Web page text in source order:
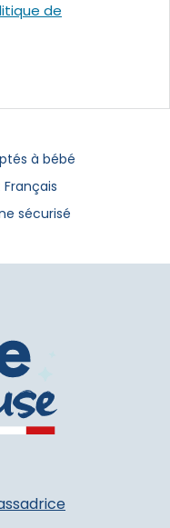
de
à bébé
sécurisé